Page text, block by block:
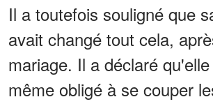
Il a toutefois souligné que
avait changé tout cela,
mariage. Il a déclaré
même obligé à se couper